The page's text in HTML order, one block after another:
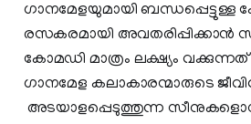
ഗാനമേളയുമായി ബന്ധപ്പെട്ടുള്ള
രസകരമായി അവതരിപ്പിക്കാൻ
കോമഡി മാത്രം ലക്ഷ്യം
ഗാനമേള കലാകാരന്മാരുടെ
അടയാളപ്പെടുത്തുന്ന